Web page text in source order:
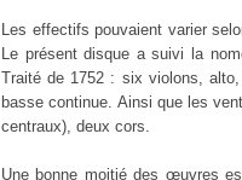
Les effectifs pouvaient varier
Le présent disque a suivi la
Traité de 1752 : six violons,
basse continue. Ainsi que les
centraux), deux cors.
Une bonne moitié des œuvres